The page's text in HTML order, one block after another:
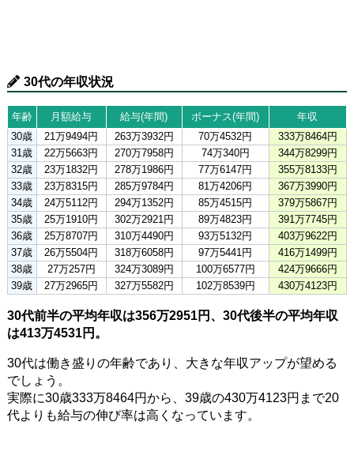
30代の年収状況
年齢 月額給与 給与(年間) ボーナス(年間)
年収
30歳
21万9494円 263万3932円 70万4532円
333万8464円
31歳
22万5663円 270万7958円 74万340円
344万8299円
32歳
23万1832円 278万1986円 77万6147円
355万8133円
33歳
23万8315円 285万9784円 81万4206円
367万3990円
34歳
24万5112円 294万1352円 85万4515円
379万5867円
35歳
25万1910円 302万2921円 89万4823円
391万7745円
36歳
25万8707円 310万4490円 93万5132円
403万9622円
37歳
26万5504円 318万6058円 97万5441円
416万1499円
38歳
27万257円 324万3089円 100万6577円
424万9666円
39歳
27万2965円 327万5582円 102万8539円 430万4123円
30代前半の平均年収は356万2951円、30代後半の平均年収
は413万4531円。
30代は働き盛りの年齢であり、大きな年収アップが望める
でしょう。
実際に30歳333万8464円から、39歳の430万4123円まで20
代よりも給与の伸び率は高くなっています。